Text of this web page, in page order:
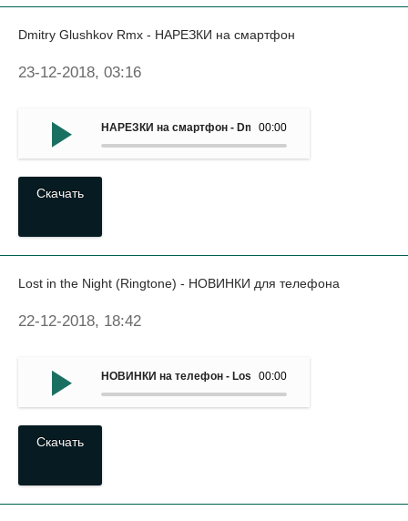
Dmitry Glushkov Rmx - НАРЕЗКИ на смартфон
23-12-2018, 03:16
00:00
НАРЕЗКИ на смартфон - Dmitry Glushkov Rmx
Скачать
Lost in the Night (Ringtone) - НОВИНКИ для телефона
22-12-2018, 18:42
00:00
НОВИНКИ на телефон - Lost in the Night (Ringtone)
Скачать